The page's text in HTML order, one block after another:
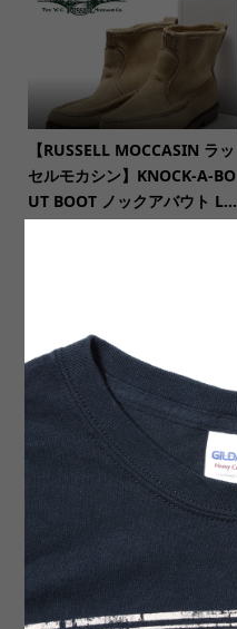
【RUSSELL MOCCASIN ラッ
セルモカシン】KNOCK-A-BO
UT BOOT ノックアバウト L...
新商品２種類入荷いたしまし
【ORDINARY FITS(オーディ